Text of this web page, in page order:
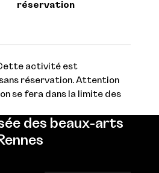
réservation
activité est
réservation. Attention
se fera dans la limite des
des beaux-arts